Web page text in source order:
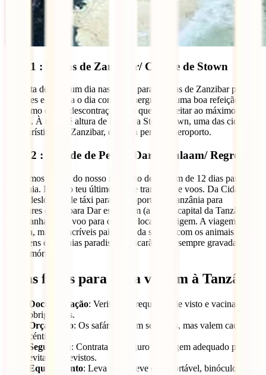
Dia 11 : Praias de Zanzibar/ Cidade de Stown
Desfruta de mais um dia nas praias paradisíacas de Zanzibar para
relaxares e termina o dia com um mergulho e uma boa refeição. Este
é o último dia de descontração e há que aproveitar ao máximo cada
minuto. À tarde, é altura de ires para Stone Town, uma das cidades
mais turísticas de Zanzibar, que fica perto do aeroporto.
Dia 12 : Cidade de Pedra/ Dar es Salaam/ Regresso
Chegámos ao fim do nosso itinerário de viagem de 12 dias para a
Tanzânia. Este é o teu último dia de transferes e voos. Da Cidade de
Pedra desloca-te de táxi para o aeroporto da Tanzânia para
apanhares o voo para Dar es Salaam (a antiga capital da Tanzânia).
Daí apanha outro voo para o nosso local de origem. A viagem
termina, mas as incríveis paisagens da savana com os animais
selvagens e as praias paradisíacas ficarão para sempre gravadas na
tua memória.
Dicas finais para a tua viagem à Tanzânia
Documentação: Verifica os requisitos de visto e vacinas
obrigatórias.
Orçamento: Os safáris podem ser caros, mas valem cada
céntimo.
Segurança: Contrata um seguro de viagem adequado para
evitar imprevistos.
Equipamento: Leva roupa leve e confortável, binóculos e